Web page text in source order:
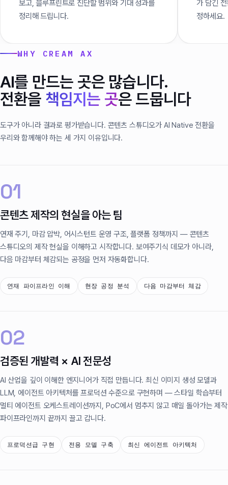
보고, 블루프린트로 진단할 범위와 기대 성과를
정리해 드립니다.
가 담긴
정하세요.
WHY CREAM AX
AI를 만드는 곳은 많습니다.
전환을 책임지는 곳은 드뭅니다
도구가 아니라 결과로 평가받습니다. 콘텐츠 스튜디오가 AI Native 전환을
우리와 함께해야 하는 세 가지 이유입니다.
01
콘텐츠 제작의 현실을 아는 팀
연재 주기, 마감 압박, 어시스턴트 운영 구조, 플랫폼 정책까지 — 콘텐츠
스튜디오의 제작 현실을 이해하고 시작합니다. 보여주기식 데모가 아니라,
다음 마감부터 체감되는 공정을 먼저 자동화합니다.
연재 파이프라인 이해 현장 공정 분석 다음 마감부터 체감
02
검증된 개발력 × AI 전문성
AI 산업을 깊이 이해한 엔지니어가 직접 만듭니다. 최신 이미지 생성 모델과
LLM, 에이전트 아키텍처를 프로덕션 수준으로 구현하며 — 스타일 학습부터
멀티 에이전트 오케스트레이션까지, PoC에서 멈추지 않고 매일 돌아가는 제작
파이프라인까지 끝까지 끌고 갑니다.
프로덕션급 구현 전용 모델 구축 최신 에이전트 아키텍처